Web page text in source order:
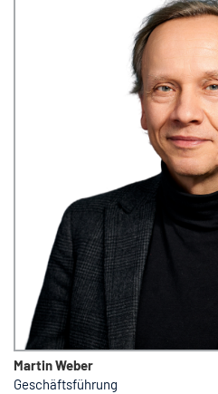
Martin Weber
Geschäftsführung